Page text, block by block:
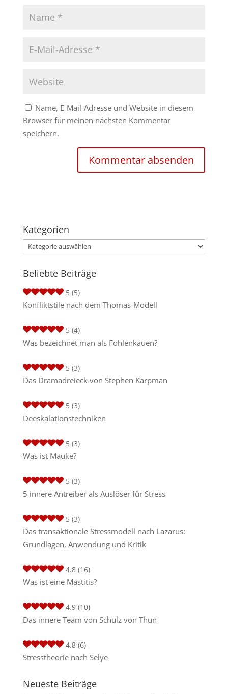
Name, E-Mail-Adresse und Website in diesem
Browser für meinen nächsten Kommentar
speichern.
Kategorien
Kategorien
Beliebte Beiträge
5 (5)
Konfliktstile nach dem Thomas-Modell
5 (4)
Was bezeichnet man als Fohlenkauen?
5 (3)
Das Dramadreieck von Stephen Karpman
5 (3)
Deeskalationstechniken
5 (3)
Was ist Mauke?
5 (3)
5 innere Antreiber als Auslöser für Stress
5 (3)
Das transaktionale Stressmodell nach Lazarus:
Grundlagen, Anwendung und Kritik
4.8 (16)
Was ist eine Mastitis?
4.9 (10)
Das innere Team von Schulz von Thun
4.8 (6)
Stresstheorie nach Selye
Neueste Beiträge